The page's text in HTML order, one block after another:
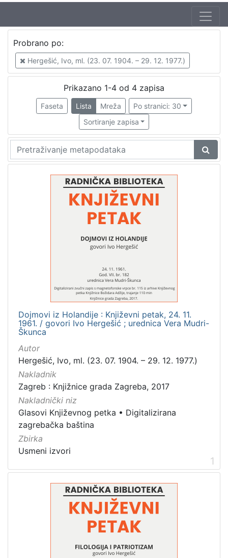
Autor
Hergešić, Ivo, ml. (23. 07. 1904. – 29. 12. 1977.)
Mudri-Škunca, Vera
Škunca, Stanislav
1
3
Izdavač
Knjižnice grada Zagreba
Nakladnička
cjelina
Digitalizirana zagrebačka baština
Glasovi Književnog petka
Zaštićeno autorskim pravom
Probrano po:
Hergešić, Ivo, ml. (23. 07. 1904. – 29. 12. 1977.)
Prikazano 1-4 od 4 zapisa
Faseta Lista Mreža
Po stranici: 30
Sortiranje zapisa
Dojmovi iz Holandije : Književni petak, 24. 11.
1961. / govori Ivo Hergešić ; urednica Vera Mudri-
Škunca
Autor
Hergešić, Ivo, ml. (23. 07. 1904. – 29. 12. 1977.)
Nakladnik
Zagreb : Knjižnice grada Zagreba, 2017
Nakladnički niz
Glasovi Književnog petka • Digitalizirana
zagrebačka baština
Zbirka
Usmeni izvori
1